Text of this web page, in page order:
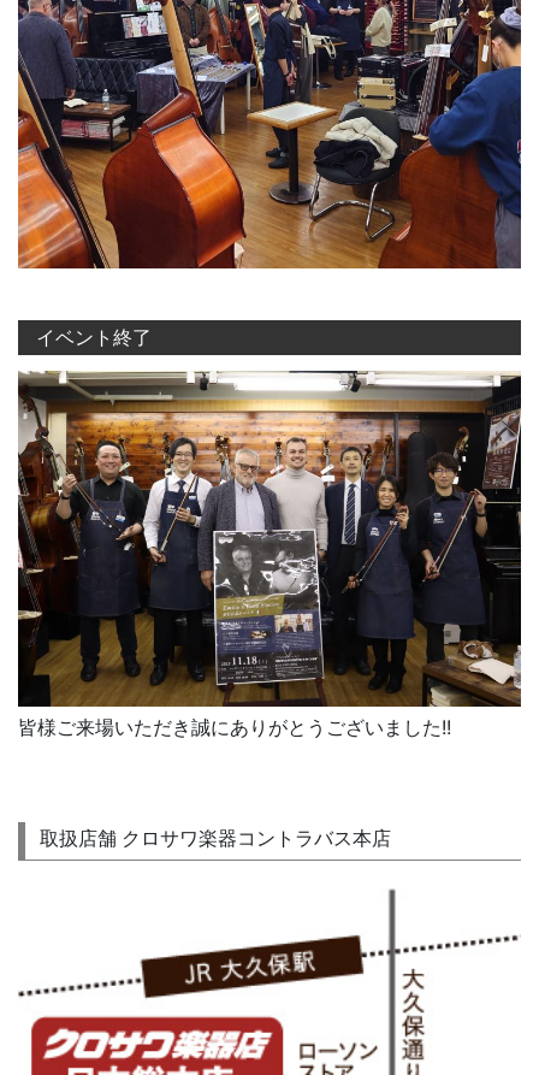
イベント終了
皆様ご来場いただき誠にありがとうございました!!
取扱店舗 クロサワ楽器コントラバス本店